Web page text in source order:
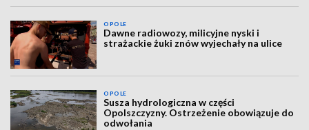
OPOLE
Dawne radiowozy, milicyjne nyski i
strażackie żuki znów wyjechały na ulice
OPOLE
Susza hydrologiczna w części
Opolszczyzny. Ostrzeżenie obowiązuje do
odwołania